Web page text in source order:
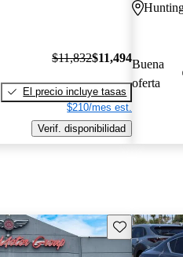
$11,832$11,494
El precio incluye tasas
$210/mes est.
Verif. disponibilidad
Buena
oferta
Guarda este